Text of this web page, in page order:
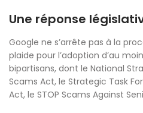
Une réponse
Google ne s’arrête pas à la
plaide pour l’adoption d’au
bipartisans, dont le National
Scams Act, le Strategic Task
Act, le STOP Scams Against